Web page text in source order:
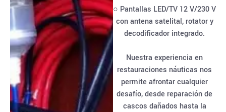
○ Pantallas LED/TV 12 V/230 V
con antena satelital, rotator y
decodificador integrado.
Nuestra experiencia en
restauraciones náuticas nos
permite afrontar cualquier
desafío, desde reparación de
cascos dañados hasta la